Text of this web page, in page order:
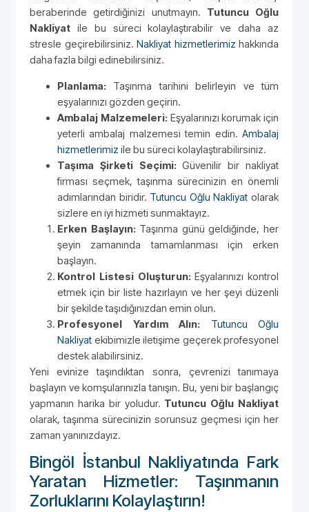
beraberinde getirdiğinizi unutmayın. Tutuncu Oğlu
Nakliyat ile bu süreci kolaylaştırabilir ve daha az
stresle geçirebilirsiniz. Nakliyat hizmetlerimiz hakkında
daha fazla bilgi edinebilirsiniz.
Planlama: Taşınma tarihini belirleyin ve tüm
eşyalarınızı gözden geçirin.
Ambalaj Malzemeleri: Eşyalarınızı korumak için
yeterli ambalaj malzemesi temin edin. Ambalaj
hizmetlerimiz ile bu süreci kolaylaştırabilirsiniz.
Taşıma Şirketi Seçimi: Güvenilir bir nakliyat
firması seçmek, taşınma sürecinizin en önemli
adımlarından biridir. Tutuncu Oğlu Nakliyat olarak
sizlere en iyi hizmeti sunmaktayız.
Erken Başlayın: Taşınma günü geldiğinde, her
şeyin zamanında tamamlanması için erken
başlayın.
Kontrol Listesi Oluşturun: Eşyalarınızı kontrol
etmek için bir liste hazırlayın ve her şeyi düzenli
bir şekilde taşıdığınızdan emin olun.
Profesyonel Yardım Alın:
Tutuncu Oğlu
Nakliyat ekibimizle iletişime geçerek profesyonel
destek alabilirsiniz.
Yeni evinize taşındıktan sonra, çevrenizi tanımaya
başlayın ve komşularınızla tanışın. Bu, yeni bir başlangıç
yapmanın harika bir yoludur. Tutuncu Oğlu Nakliyat
olarak, taşınma sürecinizin sorunsuz geçmesi için her
zaman yanınızdayız.
Bingöl İstanbul Nakliyatında Fark
Yaratan Hizmetler: Taşınmanın
Zorluklarını Kolaylaştırın!